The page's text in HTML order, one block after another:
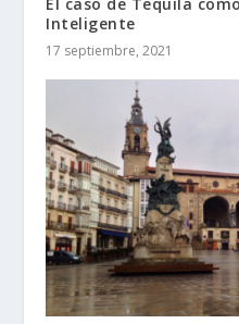
Inteligente
17 septiembre, 2021